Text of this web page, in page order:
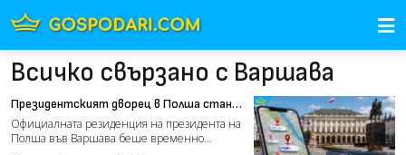
Всичко свързано с Варшава
Президентският дворец в Полша стана
„Дворец на хулиганите“ в Google Maps
Официалната резиденция на президента на
Полша във Варшава беше временно